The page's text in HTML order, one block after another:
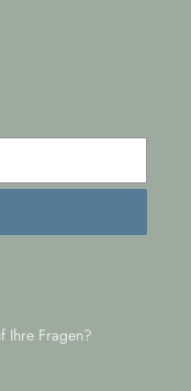
Ihre Fragen?